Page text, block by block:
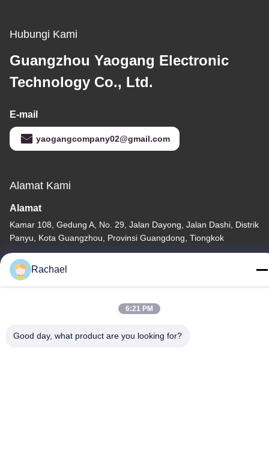
Hubungi Kami
Guangzhou Yaogang Electronic
Technology Co., Ltd.
E-mail
yaogangcompany02@gmail.com
Alamat Kami
Alamat
Kamar 108, Gedung A, No. 29, Jalan Dayong, Jalan Dashi, Distrik
Panyu, Kota Guangzhou, Provinsi Guangdong, Tiongkok
Tel
0086-15112103717
Rachael
6:21 PM
Good day, what product are you looking for?